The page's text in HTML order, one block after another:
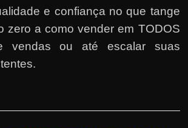
e confiança no que tange
zero a como vender em TODOS
vendas ou até escalar suas